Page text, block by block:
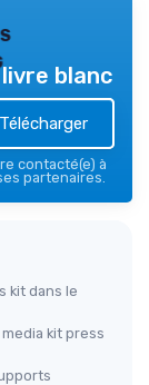
blanc
contacté(e) à
partenaires.
kit dans le
kit press